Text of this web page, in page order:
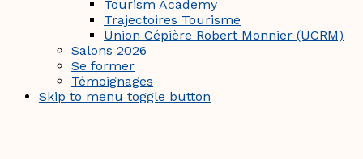
Tourism Academy
Trajectoires Tourisme
Union Cépière Robert Monnier (UCRM)
Salons 2026
Se former
Témoignages
Skip to menu toggle button